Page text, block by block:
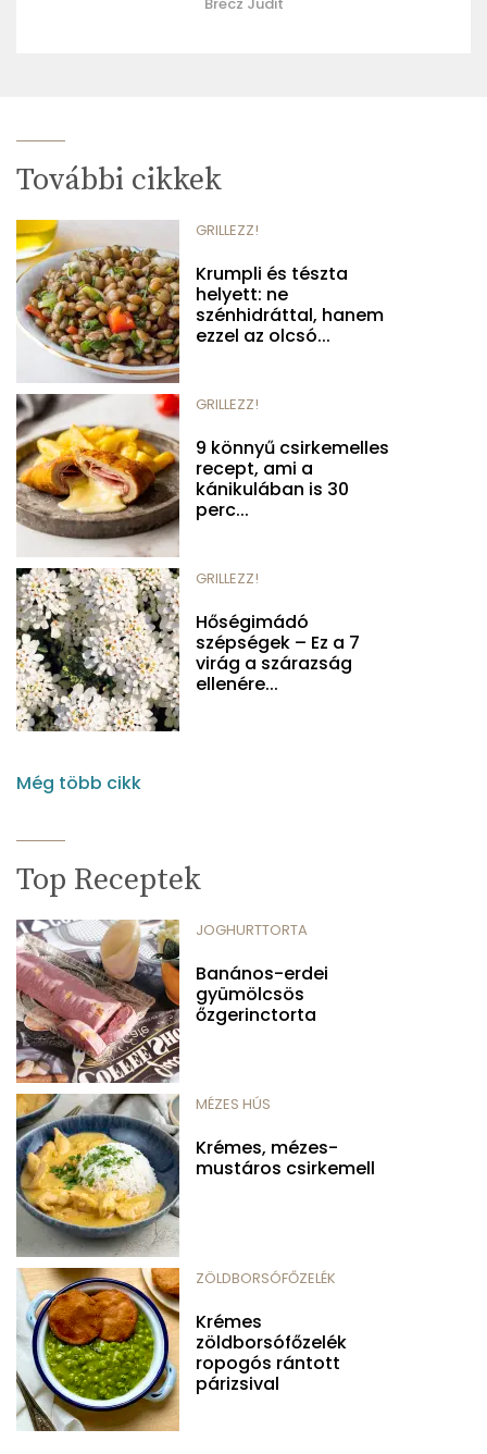
További cikkek
GRILLEZZ!
Krumpli és tészta
helyett: ne
szénhidráttal, hanem
ezzel az olcsó...
GRILLEZZ!
9 könnyű csirkemelles
recept, ami a
kánikulában is 30
perc...
GRILLEZZ!
Hőségimádó
szépségek – Ez a 7
virág a szárazság
ellenére...
Még több cikk
Top Receptek
JOGHURTTORTA
Banános-erdei
gyümölcsös
őzgerinctorta
MÉZES HÚS
Krémes, mézes-
mustáros csirkemell
ZÖLDBORSÓFŐZELÉK
Krémes
zöldborsófőzelék
ropogós rántott
párizsival